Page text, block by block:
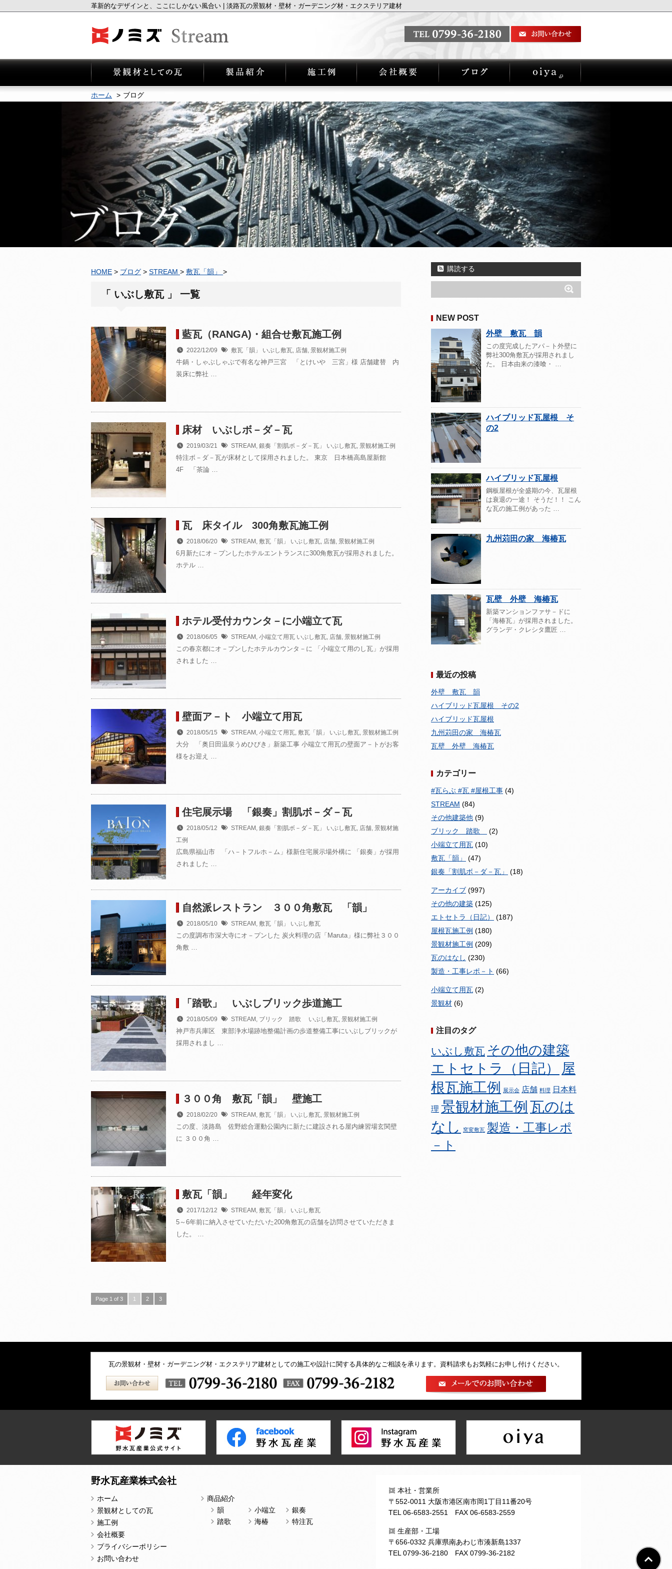
革新的なデザインと、ここにしかない風合い | 淡路瓦の景観材・壁材・ガーデニング材・エクステリア建材
ホーム ブログ
HOME > ブログ > STREAM > 敷瓦「韻」 >
「 いぶし敷瓦 」 一覧
藍瓦（RANGA)・組合せ敷瓦施工例
2022/12/09 敷瓦「韻」 いぶし敷瓦, 店舗, 景観材施工例
牛鍋・しゃぶしゃぶで有名な神戸三宮 「とけいや 三宮」様 店舗建替 内
装床に弊社 …
床材 いぶしボ－ダ－瓦
2019/03/21 STREAM , 銀奏「割肌ボ－ダ－瓦」 いぶし敷瓦, 景観材施工例
特注ボ－ダ－瓦が床材として採用されました。 東京 日本橋高島屋新館
4F 「茶論 …
瓦 床タイル 300角敷瓦施工例
2018/06/20 STREAM , 敷瓦「韻」 いぶし敷瓦, 店舗, 景観材施工例
6月新たにオ－プンしたホテルエントランスに300角敷瓦が採用されました。
ホテル …
ホテル受付カウンタ－に小端立て瓦
2018/06/05 STREAM , 小端立て用瓦 いぶし敷瓦, 店舗, 景観材施工例
この春京都にオ－プンしたホテルカウンタ－に 「小端立て用のし瓦」が採用
されました …
壁面ア－ト 小端立て用瓦
2018/05/15 STREAM , 小端立て用瓦, 敷瓦「韻」 いぶし敷瓦, 景観材施工例
大分 「奥日田温泉うめひびき」新築工事 小端立て用瓦の壁面ア－トがお客
様をお迎え …
住宅展示場 「銀奏」割肌ボ－ダ－瓦
2018/05/12 STREAM , 銀奏「割肌ボ－ダ－瓦」 いぶし敷瓦, 店舗, 景観材施
工例
広島県福山市 「ハ－トフルホ－ム」様新住宅展示場外構に 「銀奏」が採用
されました …
自然派レストラン ３００角敷瓦 「韻」
2018/05/10 STREAM , 敷瓦「韻」 いぶし敷瓦
この度調布市深大寺にオ－プンした 炭火料理の店「Maruta」様に弊社３００
角敷 …
「踏歌」 いぶしブリック歩道施工
2018/05/09 STREAM , ブリック 踏歌 いぶし敷瓦, 景観材施工例
神戸市兵庫区 東部浄水場跡地整備計画の歩道整備工事にいぶしブリックが
採用されまし …
３００角 敷瓦「韻」 壁施工
2018/02/20 STREAM , 敷瓦「韻」 いぶし敷瓦, 景観材施工例
この度、淡路島 佐野総合運動公園内に新たに建設される屋内練習場玄関壁
に ３００角 …
敷瓦「韻」 経年変化
2017/12/12 STREAM , 敷瓦「韻」 いぶし敷瓦
5～6年前に納入させていただいた200角敷瓦の店舗を訪問させていただきま
した。 …
Page 1 of 3 1 2 3
購読する
NEW POST
外壁 敷瓦 韻
この度完成したアパ－ト外壁に
弊社300角敷瓦が採用されまし
た。 日本由来の漆喰・ …
ハイブリッド瓦屋根 そ
の2
ハイブリッド瓦屋根
鋼板屋根が全盛期の今、瓦屋根
は衰退の一途！ そうだ！！ こん
な瓦の施工例があった …
九州苅田の家 海椿瓦
瓦壁 外壁 海椿瓦
新築マンションファサ－ドに
「海椿瓦」が採用されました。
グランデ・クレシタ鷹匠 …
最近の投稿
外壁 敷瓦 韻
ハイブリッド瓦屋根 その2
ハイブリッド瓦屋根
九州苅田の家 海椿瓦
瓦壁 外壁 海椿瓦
カテゴリー
#瓦らぶ #瓦 #屋根工事 (4)
STREAM (84)
その他建築他 (9)
ブリック 踏歌
(2)
小端立て用瓦 (10)
敷瓦「韻」
(47)
銀奏「割肌ボ－ダ－瓦」
(18)
アーカイブ (997)
その他の建築 (125)
エトセトラ（日記）
(187)
屋根瓦施工例 (180)
景観材施工例 (209)
瓦のはなし (230)
製造・工事レポ－ト (66)
小端立て用瓦 (2)
景観材 (6)
注目のタグ
いぶし敷瓦 その他の建築
エトセトラ（日記）
屋
根瓦施工例 展示会 店舗 料理 日本料
理 景観材施工例瓦のは
なし
窯変敷瓦 製造・工事レポ
－ト
瓦の景観材・壁材・ガーデニング材・エクステリア建材としての施工や設計に関する具体的なご相談を承ります。資料請求もお気軽にお申し付けください。
野水瓦産業株式会社
ホーム
景観材としての瓦
施工例
会社概要
プライバシーポリシー
お問い合わせ
商品紹介
韻
小端立
銀奏
踏歌
海椿 特注瓦
本社・営業所
〒552-0011 大阪市港区南市岡1丁目11番20号
TEL 06-6583-2551 FAX 06-6583-2559
生産部・工場
〒656-0332 兵庫県南あわじ市湊新島1337
TEL 0799-36-2180 FAX 0799-36-2182